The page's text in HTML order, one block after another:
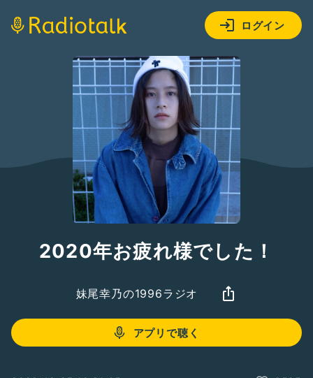
ログイン
2020年お疲れ様でした！
妹尾幸乃の1996ラジオ
アプリで聴く